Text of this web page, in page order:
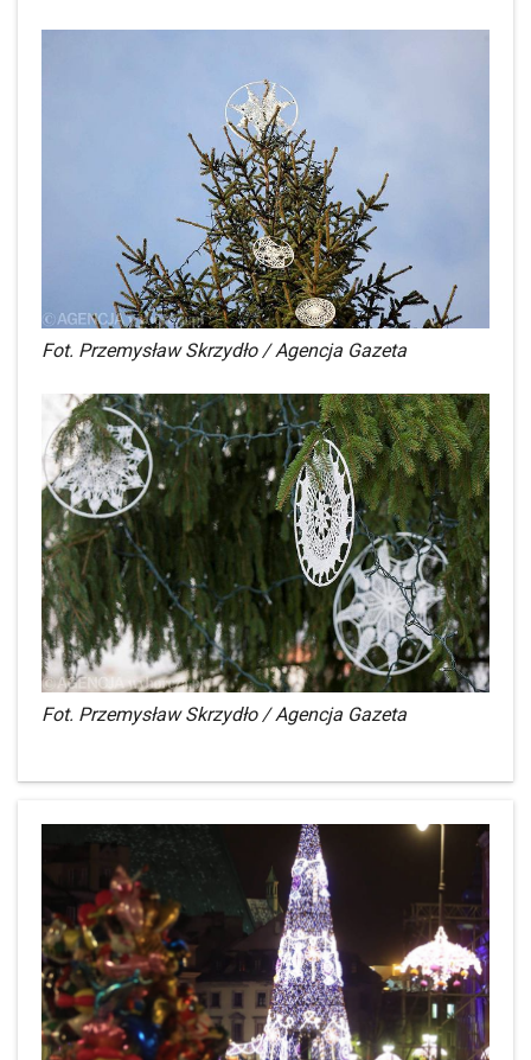
Fot. Przemysław Skrzydło / Agencja Gazeta
Fot. Przemysław Skrzydło / Agencja Gazeta